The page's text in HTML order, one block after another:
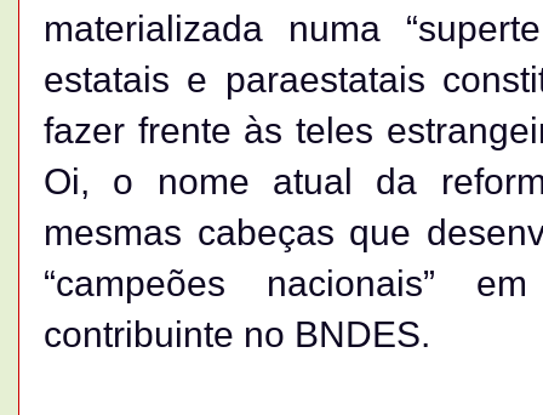
materializada numa
estatais e paraestatais
fazer frente às teles
Oi, o nome atual da
mesmas cabeças que
“campeões nacionais”
contribuinte no BNDES.